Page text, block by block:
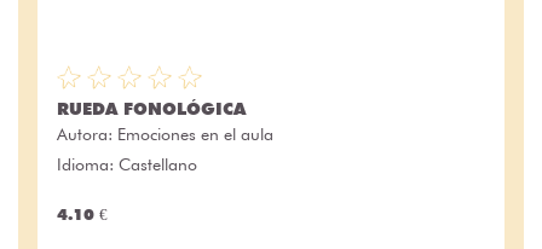
RUEDA FONOLÓGICA
Autora: Emociones en el aula
Idioma: Castellano
4.10 €